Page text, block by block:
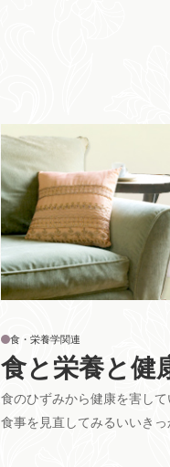
食と栄養と健
食のひずみから健康を害して
食事を見直してみるいいきっ
食・栄養学関連